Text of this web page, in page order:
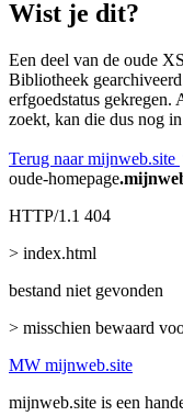
Wist je dit?
Een deel van de oude
Bibliotheek
erfgoedstatus gekregen.
zoekt, kan die dus nog
Terug naar mijnweb.site
oude-homepage
HTTP/1.1 404
> index.html
bestand niet gevonden
> misschien bewaard
MW mijnweb.site
mijnweb.site is een